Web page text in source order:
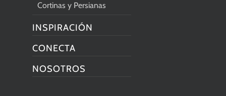
Cortinas y Persianas
INSPIRACIÓN
CONECTA
NOSOTROS